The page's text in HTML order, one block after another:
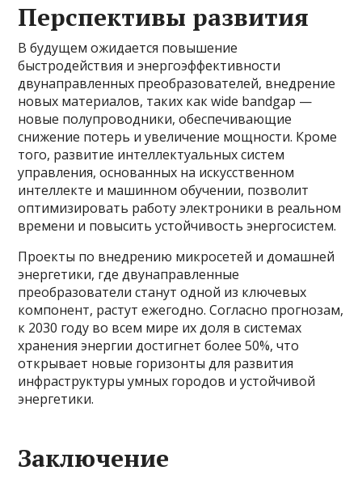
Перспективы развития
В будущем ожидается повышение
быстродействия и энергоэффективности
двунаправленных преобразователей, внедрение
новых материалов, таких как wide bandgap —
новые полупроводники, обеспечивающие
снижение потерь и увеличение мощности. Кроме
того, развитие интеллектуальных систем
управления, основанных на искусственном
интеллекте и машинном обучении, позволит
оптимизировать работу электроники в реальном
времени и повысить устойчивость энергосистем.
Проекты по внедрению микросетей и домашней
энергетики, где двунаправленные
преобразователи станут одной из ключевых
компонент, растут ежегодно. Согласно прогнозам,
к 2030 году во всем мире их доля в системах
хранения энергии достигнет более 50%, что
открывает новые горизонты для развития
инфраструктуры умных городов и устойчивой
энергетики.
Заключение